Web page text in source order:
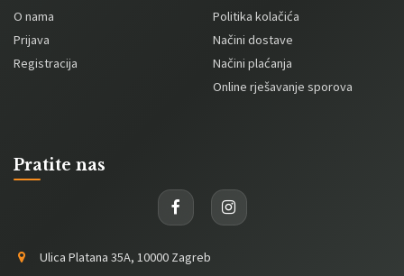
O nama
Prijava
Registracija
Politika kolačića
Načini dostave
Načini plaćanja
Online rješavanje sporova
Pratite nas
Ulica Platana 35A, 10000 Zagreb